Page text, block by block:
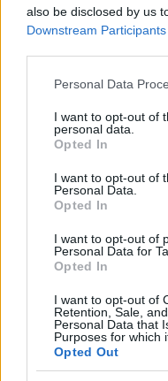
also be disclosed by us
Downstream Participants
Please note that this
not limited to your visit
grant or deny consent
use your data for below
consent section.
Personal Data
I want to opt-out of
personal data.
Opted In
I want to opt-out of
Personal Data.
Opted In
I want to opt-out of
Personal Data for
Opted In
I want to opt-out of
Retention, Sale,
Personal Data that
Purposes for which
Opted Out
un
colonna
sapori. In
e conserva
produttori.